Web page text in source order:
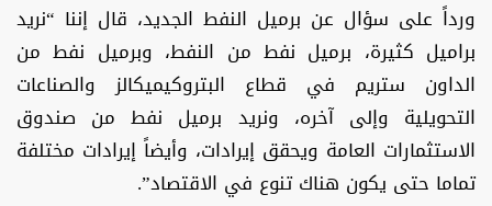
ورداً على سؤال عن برميل النفط الجديد، قال إننا “نريد
براميل كثيرة، برميل نفط من النفط، وبرميل نفط من
الداون ستريم في قطاع البتروكيميكالز والصناعات
التحويلية وإلى آخره، ونريد برميل نفط من صندوق
الاستثمارات العامة ويحقق إيرادات، وأيضاً إيرادات مختلفة
تماما حتى يكون هناك تنوع في الاقتصاد”.